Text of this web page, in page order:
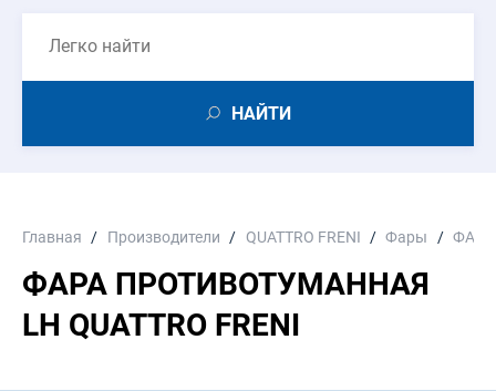
НАЙТИ
Главная Производители QUATTRO FRENI Фары
ФАРА ПРОТИВОТУМАННАЯ
LH QUATTRO FRENI